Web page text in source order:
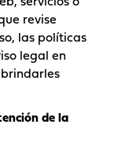
revise
las políticas
legal en
de la